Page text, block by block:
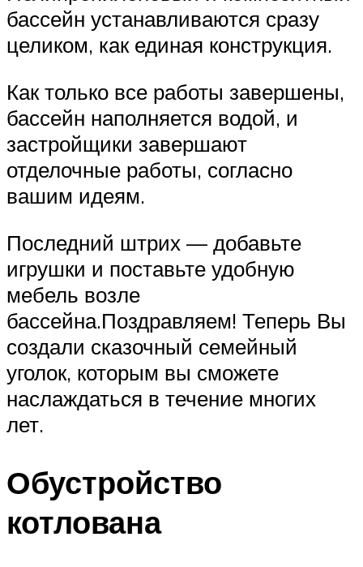
бассейн устанавливаются сразу
целиком, как единая конструкция.
Как только все работы завершены,
бассейн наполняется водой, и
застройщики завершают
отделочные работы, согласно
вашим идеям.
Последний штрих — добавьте
игрушки и поставьте удобную
мебель возле
бассейна.Поздравляем! Теперь Вы
создали сказочный семейный
уголок, которым вы сможете
наслаждаться в течение многих
лет.
Обустройство
котлована